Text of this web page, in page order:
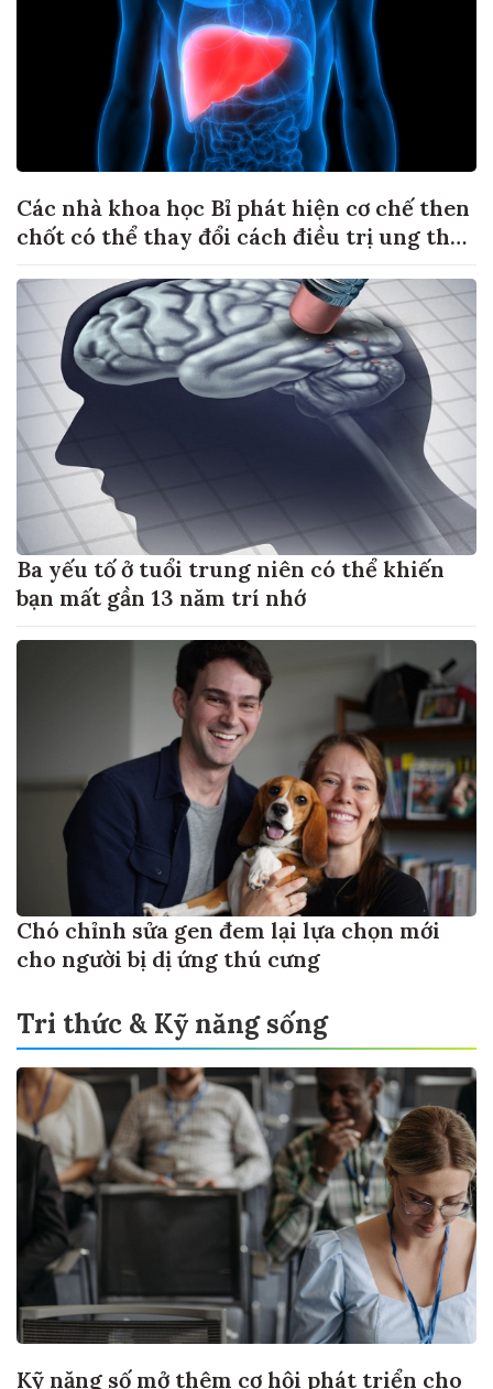
Các nhà khoa học Bỉ phát hiện cơ chế then
chốt có thể thay đổi cách điều trị ung thư
Ba yếu tố ở tuổi trung niên có thể khiến
bạn mất gần 13 năm trí nhớ
Chó chỉnh sửa gen đem lại lựa chọn mới
cho người bị dị ứng thú cưng
Tri thức & Kỹ năng sống
Kỹ năng số mở thêm cơ hội phát triển cho